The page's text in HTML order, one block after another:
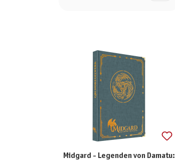
Midgard - Legenden von Damatu: